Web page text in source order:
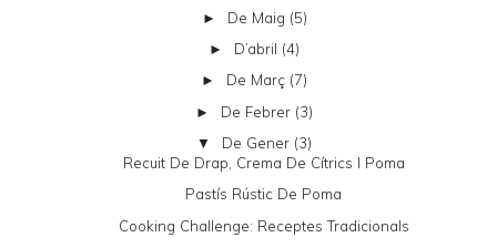
► De Maig (5)
► D’abril (4)
► De Març (7)
► De Febrer (3)
▼ De Gener (3)
Recuit De Drap, Crema De Cítrics I Poma
Pastís Rústic De Poma
Cooking Challenge: Receptes Tradicionals